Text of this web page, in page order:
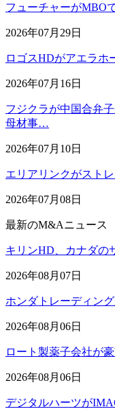
フューチャーがMBO
2026年07月29日
ロゴスHDがアエラホ
2026年07月16日
フジクラが中国合弁
母材事…
2026年07月10日
エリアリンクがスト
2026年07月08日
最新のM&Aニュース
キリンHD、カナダの
2026年08月07日
ホンダトレーディン
2026年08月06日
ロート製薬子会社が
2026年08月06日
デジタルハーツが